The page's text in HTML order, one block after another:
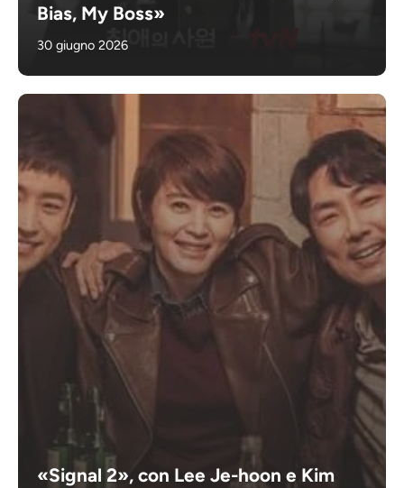
Bias, My Boss»
30 giugno 2026
«Signal 2», con Lee Je-hoon e Kim